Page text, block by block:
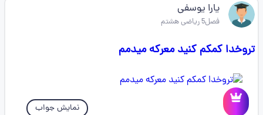
یارا یوسفی
فصل5 ریاضی هشتم
تروخدا کمکم کنید معرکه میدمم
نمایش جواب